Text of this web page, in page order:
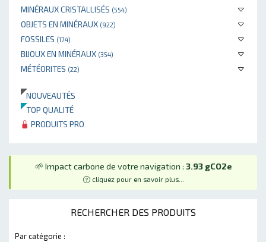
MINÉRAUX CRISTALLISÉS (554)
OBJETS EN MINÉRAUX (922)
FOSSILES (174)
BIJOUX EN MINÉRAUX (354)
MÉTÉORITES (22)
NOUVEAUTÉS
TOP QUALITÉ
PRODUITS PRO
🌱 Impact carbone de votre navigation : 3.93 gCO2e
cliquez pour en savoir plus...
RECHERCHER DES PRODUITS
Par catégorie :